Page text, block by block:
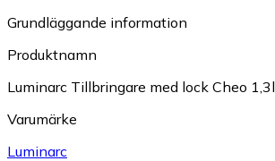
Grundläggande information
Produktnamn
Luminarc Tillbringare med lock Cheo 1,3l
Varumärke
Luminarc